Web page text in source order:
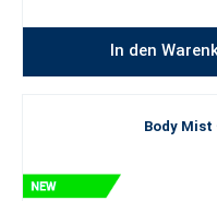
In den
Body Mist